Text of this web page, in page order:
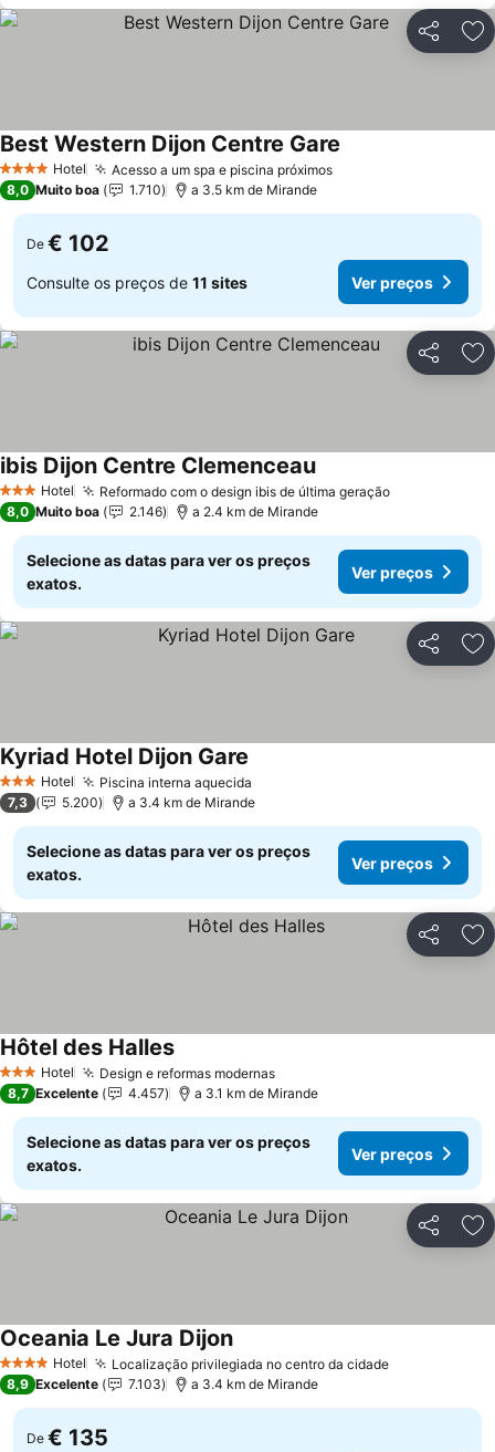
Partilhar
4 EstrelasHotel Acesso a um spa e piscina próximos
Best Western Dijon Centre Gare
8,0 Muito boa 1.710 a 3.5 km de Mirande
De € 102
Consulte os preços de 11 sites Ver preços
Partilhar
3 EstrelasHotel Reformado com o design ibis de última geração
ibis Dijon Centre Clemenceau
8,0 Muito boa 2.146 a 2.4 km de Mirande
Selecione as datas para ver os preços
exatos.
Ver preços
Partilhar
3 EstrelasHotel Piscina interna aquecida
Kyriad Hotel Dijon Gare
7,3 5.200 a 3.4 km de Mirande
Selecione as datas para ver os preços
exatos.
Ver preços
Partilhar
3 EstrelasHotel Design e reformas modernas
Hôtel des Halles
8,7 Excelente 4.457 a 3.1 km de Mirande
Selecione as datas para ver os preços
exatos.
Ver preços
Partilhar
4 EstrelasHotel Localização privilegiada no centro da cidade
Oceania Le Jura Dijon
8,9 Excelente 7.103 a 3.4 km de Mirande
De € 135